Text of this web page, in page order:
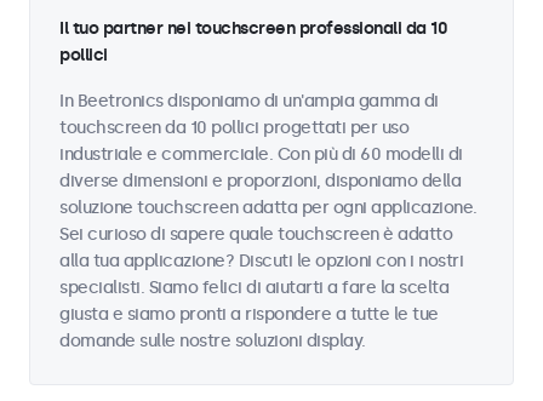
Il tuo partner nei touchscreen professionali da 10
pollici
In Beetronics disponiamo di un'ampia gamma di
touchscreen da 10 pollici progettati per uso
industriale e commerciale. Con più di 60 modelli di
diverse dimensioni e proporzioni, disponiamo della
soluzione touchscreen adatta per ogni applicazione.
Sei curioso di sapere quale touchscreen è adatto
alla tua applicazione? Discuti le opzioni con i nostri
specialisti. Siamo felici di aiutarti a fare la scelta
giusta e siamo pronti a rispondere a tutte le tue
domande sulle nostre soluzioni display.